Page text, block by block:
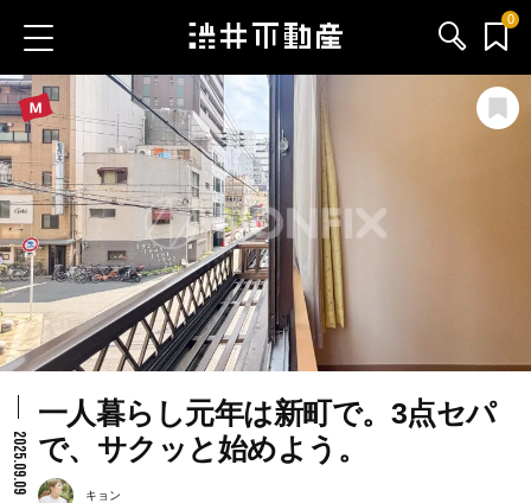
0
お気に入り物件
ブログ
サービス内容
渋井不動産のメンバー
会社情報
2025.09.09
一人暮らし元年は新町で。3点セパ
で、サクッと始めよう。
キョン